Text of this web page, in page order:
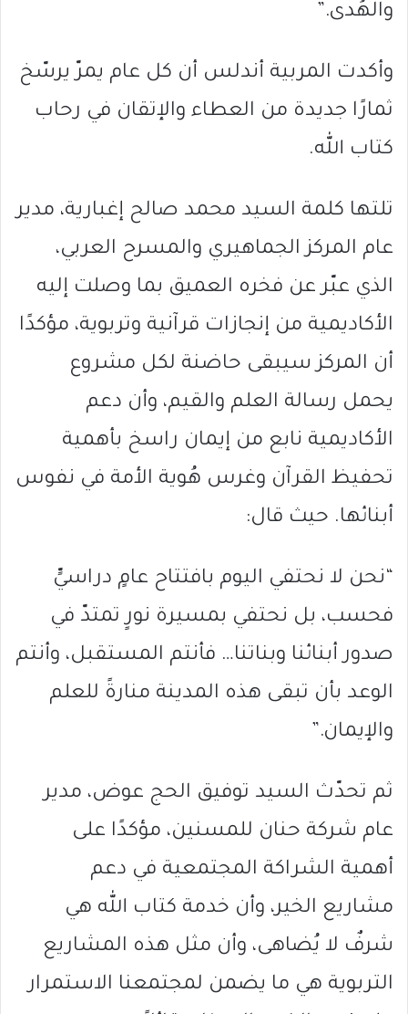
والهُدى.”
وأكدت المربية أندلس أن كل عام يمرّ يرسّخ
ثمارًا جديدة من العطاء والإتقان في رحاب
كتاب الله.
تلتها كلمة السيد محمد صالح إغبارية، مدير
عام المركز الجماهيري والمسرح العربي،
الذي عبّر عن فخره العميق بما وصلت إليه
الأكاديمية من إنجازات قرآنية وتربوية، مؤكدًا
أن المركز سيبقى حاضنة لكل مشروع
يحمل رسالة العلم والقيم، وأن دعم
الأكاديمية نابع من إيمان راسخ بأهمية
تحفيظ القرآن وغرس هُوية الأمة في نفوس
أبنائها. حيث قال:
“نحن لا نحتفي اليوم بافتتاح عامٍ دراسيٍّ
فحسب، بل نحتفي بمسيرة نورٍ تمتدّ في
صدور أبنائنا وبناتنا… فأنتم المستقبل، وأنتم
الوعد بأن تبقى هذه المدينة منارةً للعلم
والإيمان.”
ثم تحدّث السيد توفيق الحج عوض، مدير
عام شركة حنان للمسنين، مؤكدًا على
أهمية الشراكة المجتمعية في دعم
مشاريع الخير، وأن خدمة كتاب الله هي
شرفٌ لا يُضاهى، وأن مثل هذه المشاريع
التربوية هي ما يضمن لمجتمعنا الاستمرار